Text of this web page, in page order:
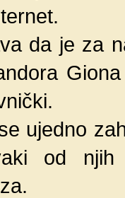
da je za
ujedno
od njih